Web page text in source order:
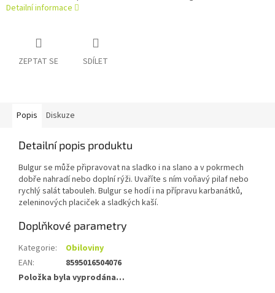
Detailní informace
ZEPTAT SE SDÍLET
Popis Diskuze
Detailní popis produktu
Bulgur se může připravovat na sladko i na slano a v pokrmech
dobře nahradí nebo doplní rýži. Uvaříte s ním voňavý pilaf nebo
rychlý salát tabouleh. Bulgur se hodí i na přípravu karbanátků,
zeleninových placiček a sladkých kaší.
Doplňkové parametry
Kategorie:
Obiloviny
EAN:
8595016504076
Položka byla vyprodána…